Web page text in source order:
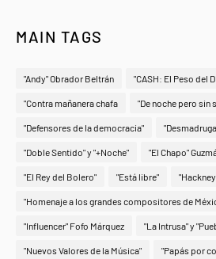
MAIN TAGS
"Andy" Obrador Beltrán "CASH: El Peso del
"Contra mañanera chafa "De noche pero sin
"Defensores de la democracia"
"Doble Sentido" y "+Noche" "El Chapo"
"El Rey del Bolero" "Está libre"
"Homenaje a los grandes compositores de
"Influencer" Fofo Márquez "La Intrusa" y
"Nuevos Valores de la Música" "Papás por